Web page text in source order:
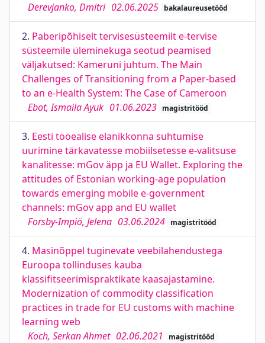
Derevjanko, Dmitri 02.06.2025 bakalaureusetööd
2. Paberipõhiselt tervisesüsteemilt e-tervise
süsteemile üleminekuga seotud peamised
väljakutsed: Kameruni juhtum. The Main
Challenges of Transitioning from a Paper-based
to an e-Health System: The Case of Cameroon
Ebot, Ismaila Ayuk 01.06.2023 magistritööd
3. Eesti tööealise elanikkonna suhtumise
uurimine tärkavatesse mobiilsetesse e-valitsuse
kanalitesse: mGov äpp ja EU Wallet. Exploring the
attitudes of Estonian working-age population
towards emerging mobile e-government
channels: mGov app and EU wallet
Forsby-Impiö, Jelena 03.06.2024 magistritööd
4. Masinõppel tuginevate veebilahendustega
Euroopa tollinduses kauba
klassifitseerimispraktikate kaasajastamine.
Modernization of commodity classification
practices in trade for EU customs with machine
learning web
Koch, Serkan Ahmet 02.06.2021 magistritööd